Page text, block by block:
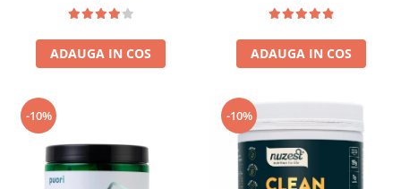
ADAUGA IN COS ADAUGA IN COS
-10% -10%